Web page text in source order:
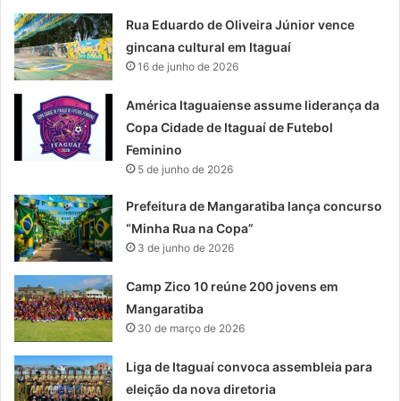
Rua Eduardo de Oliveira Júnior vence
gincana cultural em Itaguaí
16 de junho de 2026
América Itaguaiense assume liderança da
Copa Cidade de Itaguaí de Futebol
Feminino
5 de junho de 2026
Prefeitura de Mangaratiba lança concurso
“Minha Rua na Copa”
3 de junho de 2026
Camp Zico 10 reúne 200 jovens em
Mangaratiba
30 de março de 2026
Liga de Itaguaí convoca assembleia para
eleição da nova diretoria